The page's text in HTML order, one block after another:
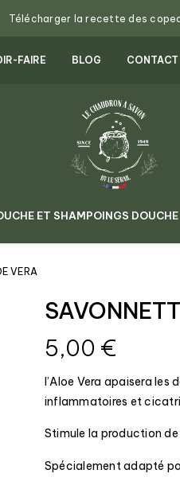
Télécharger la recette des
FAIRE BLOG CONTACT
ET SHAMPOINGS DOUCHE
VERA
5,00 €
l’Aloe Vera apaisera
inflammatoires et
Stimule la production
Spécialement adapté